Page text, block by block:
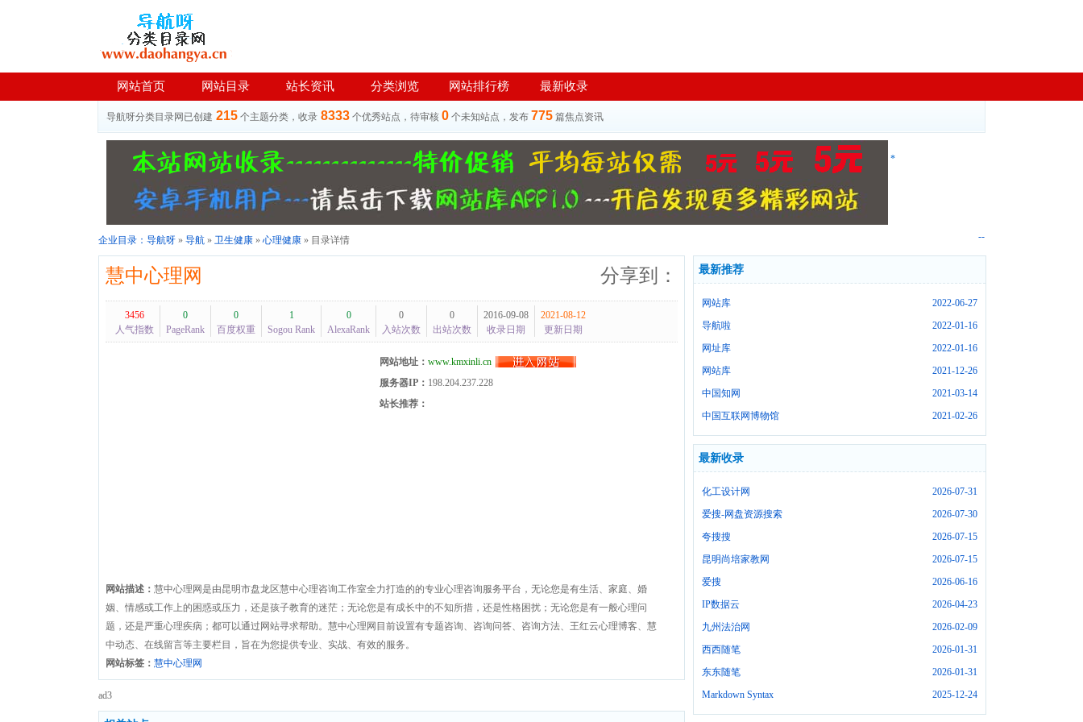
网站首页 网站目录 站长资讯 分类浏览 网站排行榜 最新收录
导航呀分类目录网已创建 215 个主题分类，收录 8333 个优秀站点，待审核 0 个未知站点，发布 775 篇焦点资讯
*
--
企业目录： 导航呀 » 导航 » 卫生健康 » 心理健康 » 目录详情
分享到：
慧中心理网
3456
人气指数
0
PageRank
0
百度权重
1
Sogou Rank
0
AlexaRank
0
入站次数
0
出站次数
2016-09-08
收录日期
2021-08-12
更新日期
网站地址： www.kmxinli.cn
服务器IP： 198.204.237.228
站长推荐：
网站描述： 慧中心理网是由昆明市盘龙区慧中心理咨询工作室全力打造的的专业心理咨询服务平台，无论您是有生活、家庭、婚
姻、情感或工作上的困惑或压力，还是孩子教育的迷茫；无论您是有成长中的不知所措，还是性格困扰；无论您是有一般心理问
题，还是严重心理疾病；都可以通过网站寻求帮助。慧中心理网目前设置有专题咨询、咨询问答、咨询方法、王红云心理博客、慧
中动态、在线留言等主要栏目，旨在为您提供专业、实战、有效的服务。
网站标签： 慧中心理网
ad3
最新推荐
2022-06-27
网站库
2022-01-16
导航啦
2022-01-16
网址库
2021-12-26
网站库
2021-03-14
中国知网
2021-02-26
中国互联网博物馆
最新收录
2026-07-31
化工设计网
2026-07-30
爱搜-网盘资源搜索
2026-07-15
夸搜搜
2026-07-15
昆明尚培家教网
2026-06-16
爱搜
2026-04-23
IP数据云
2026-02-09
九州法治网
2026-01-31
西西随笔
2026-01-31
东东随笔
2025-12-24
Markdown Syntax